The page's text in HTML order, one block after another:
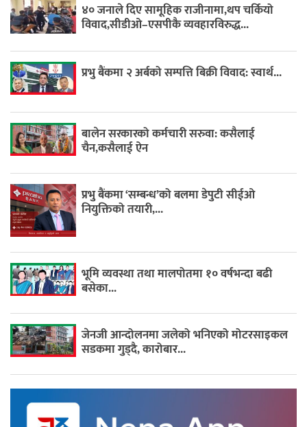
४० जनाले दिए सामूहिक राजीनामा,थप चर्कियो
विवाद,सीडीओ–एसपीकै व्यवहारविरुद्ध...
प्रभु बैंकमा २ अर्बको सम्पत्ति बिक्री विवाद: स्वार्थ...
बालेन सरकारको कर्मचारी सरुवा: कसैलाई
चैन,कसैलाई ऐन
प्रभु बैंकमा ‘सम्बन्ध’को बलमा डेपुटी सीईओ
नियुक्तिको तयारी,...
भूमि व्यवस्था तथा मालपोतमा १० वर्षभन्दा बढी
बसेका...
जेनजी आन्दोलनमा जलेको भनिएको मोटरसाइकल
सडकमा गुड्दै, कारोबार...